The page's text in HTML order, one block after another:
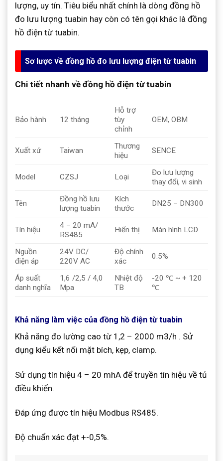
lượng, uy tín. Tiêu biểu nhất chính là dòng đồng hồ
đo lưu lượng tuabin hay còn có tên gọi khác là đồng
hồ điện từ tuabin.
Sơ lược về đồng hồ đo lưu lượng điện từ tuabin
Chi tiết nhanh về đồng hồ điện từ tuabin
Bảo hành 12 tháng
Hỗ trợ
tùy
chỉnh
OEM, OBM
Xuất xứ Taiwan
Thương
hiệu
SENCE
Model CZSJ Loại
Đo lưu lượng
thay đổi, vi sinh
Tên
Đồng hồ lưu
lượng tuabin
Kích
thước
DN25 – DN300
Tín hiệu
4 – 20 mA/
RS485
Hiển thị Màn hình LCD
Nguồn
điện áp
24V DC/
220V AC
Độ chính
xác
0.5%
Áp suất
danh nghĩa
1,6 /2,5 / 4,0
Mpa
Nhiệt độ
TB
-20 ℃ ~ + 120
℃
Khả năng làm việc của đồng hồ điện từ tuabin
Khả năng đo lường cao từ 1,2 – 2000 m3/h . Sử
dụng kiểu kết nối mặt bích, kẹp, clamp.
Sử dụng tín hiệu 4 – 20 mhA để truyền tín hiệu về tủ
điều khiển.
Đáp ứng được tín hiệu Modbus RS485.
Độ chuẩn xác đạt +-0,5%.